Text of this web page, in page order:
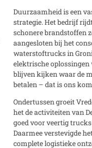
Duurzaamheid is een
strategie. Het bedrijf
schonere brandstoffen
aangesloten bij het
waterstoftrucks in
elektrische oplossingen
blijven kijken waar de
betalen – dat is ons
Ondertussen groeit
het de activiteiten van
goed voor veertig
Daarmee verstevigde
complete logistieke